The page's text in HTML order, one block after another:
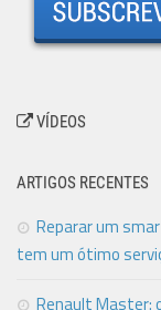
VÍDEOS
ARTIGOS RECENTES
Reparar um
tem um ótimo
Renault Master: